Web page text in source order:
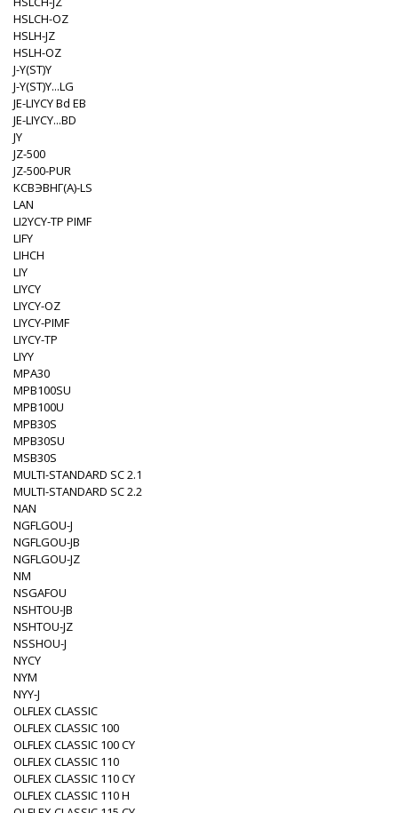
HSLCH-OZ
HSLH-JZ
HSLH-OZ
J-Y(ST)Y
J-Y(ST)Y...LG
JE-LIYCY Bd EB
JE-LIYCY...BD
JY
JZ-500
JZ-500-PUR
KСВЭВНГ(A)-LS
LAN
LI2YCY-TP PIMF
LIFY
LIHCH
LIY
LIYCY
LIYCY-OZ
LIYCY-PIMF
LIYCY-TP
LIYY
MPA30
MPB100SU
MPB100U
MPB30S
MPB30SU
MSB30S
MULTI-STANDARD SC 2.1
MULTI-STANDARD SC 2.2
NAN
NGFLGOU-J
NGFLGOU-JB
NGFLGOU-JZ
NM
NSGAFOU
NSHTOU-JB
NSHTOU-JZ
NSSHOU-J
NYCY
NYM
NYY-J
OLFLEX CLASSIC
OLFLEX CLASSIC 100
OLFLEX CLASSIC 100 CY
OLFLEX CLASSIC 110
OLFLEX CLASSIC 110 CY
OLFLEX CLASSIC 110 H